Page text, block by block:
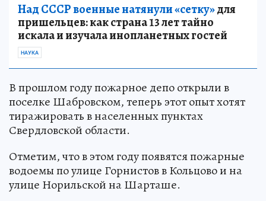
Над СССР военные натянули «сетку»для
пришельцев: как страна 13 лет тайно
искала и изучала инопланетных гостей
НАУКА
В прошлом году пожарное депо открыли в
поселке Шабровском, теперь этот опыт хотят
тиражировать в населенных пунктах
Свердловской области.
Отметим, что в этом году появятся пожарные
водоемы по улице Горнистов в Кольцово и на
улице Норильской на Шарташе.